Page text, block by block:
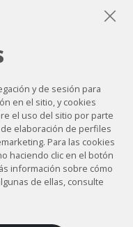
y de sesión para
en el sitio, y cookies
el uso del sitio por parte
elaboración de perfiles
Para las cookies
haciendo clic en el botón
información sobre cómo
de ellas, consulte